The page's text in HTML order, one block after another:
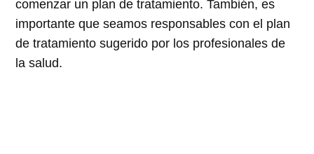
comenzar un plan de tratamiento. También, es
importante que seamos responsables con el plan
de tratamiento sugerido por los profesionales de
la salud.